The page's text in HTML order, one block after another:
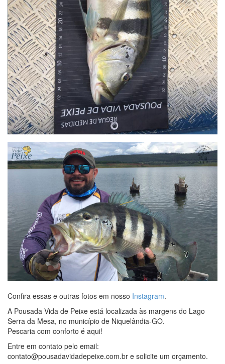
Confira essas e outras fotos em nosso Instagram.
A Pousada Vida de Peixe está localizada às margens do Lago
Serra da Mesa, no município de Niquelândia-GO.
Pescaria com conforto é aqui!
Entre em contato pelo email:
contato@pousadavidadepeixe.com.br e solicite um orçamento.